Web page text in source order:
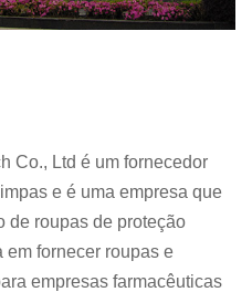
Co., Ltd é um fornecedor
e é uma empresa que
de roupas de proteção
em fornecer roupas e
empresas farmacêuticas